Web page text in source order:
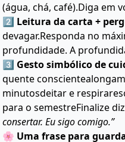
(água, chá, café).Diga em
2️⃣ Leitura da carta +
devagar.Responda no
profundidade. A
3️⃣ Gesto simbólico de
quente
minutosdeitar e
para o semestreFinalize
consertar. Eu sigo comigo.”
🌸 Uma frase para